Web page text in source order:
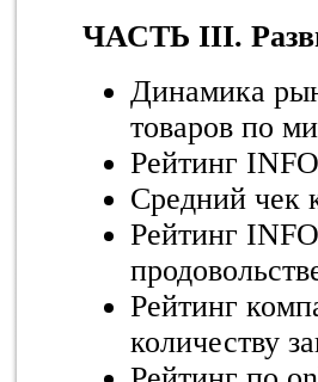
ЧАСТЬ III.
Динамика
товаров по
Рейтинг
Средний чек
Рейтинг
Рейтинг
количеству